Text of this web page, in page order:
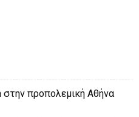
στην προπολεμική Αθήνα